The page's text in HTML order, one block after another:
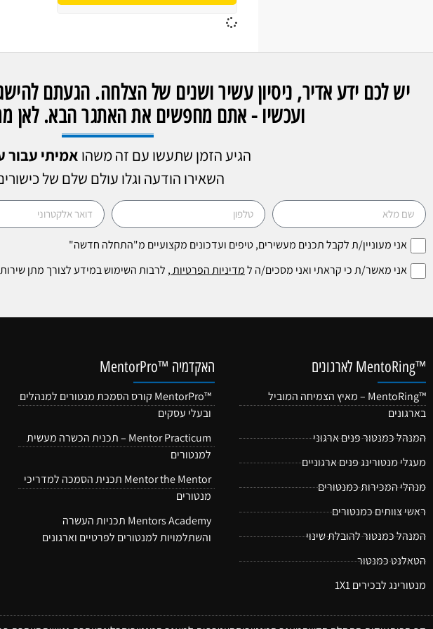
יש לכם ידע אדיר, ניסיון עשיר ושנים של הצלחה. הגעתם
ועכשיו - אתם מחפשים את האתגר הבא. לאן
הגיע הזמן שתעשו עם זה משהו אמיתי עבור
השאירו הודעה וגלו עולם שלם של
אני מעוניין/ת לקבל תכנים מעשירים, טיפים ועדכונים מקצועיים מ"התחלה חדשה"
אני מאשר/ת כי קראתי ואני מסכים/ה למדיניות הפרטיות, לרבות השימוש במידע לצורך מתן
™MentoRing לארגונים
™MentoRing – מאיץ הצמיחה המוביל
בארגונים
המנהל כמנטור פנים ארגוני
מעגלי מנטורינג פנים ארגוניים
מנהלי המכירות כמנטורים
ראשי צוותים כמנטורים
המנהל כמנטור להובלת שינוי
הטאלנט כמנטור
מנטורינג לבכירים 1X1
האקדמיה ™MentorPro
™MentorPro קורס הסמכת מנטורים למנהלים
ובעלי עסקים
Mentor Practicum – תכנית הכשרה מעשית
למנטורים
Mentor the Mentor תכנית הסמכה למדריכי
מנטורים
Mentors Academy תכניות העשרה
והשתלמויות למנטורים לפרטיים וארגונים